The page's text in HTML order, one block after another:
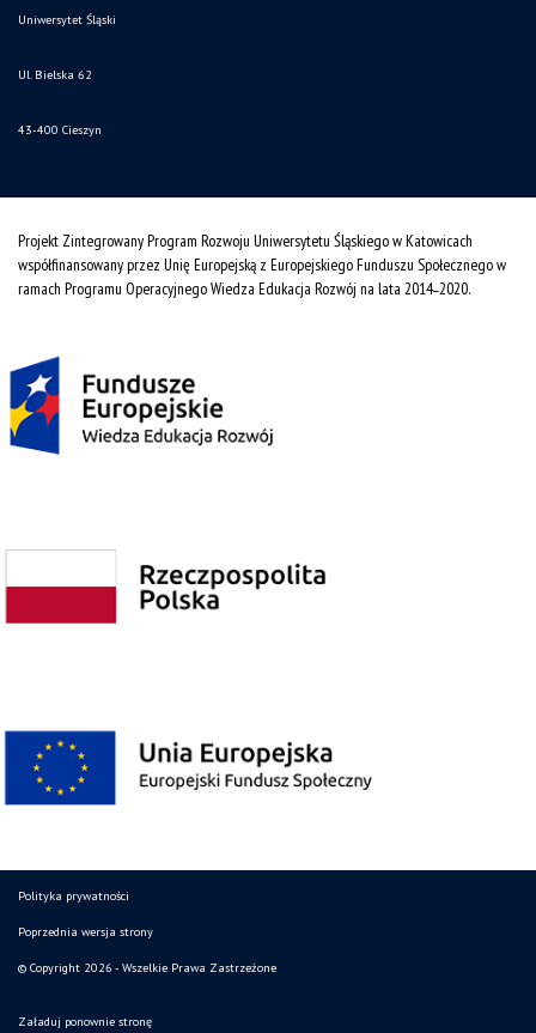
Uniwersytet Śląski
Ul. Bielska 62
43-400 Cieszyn
Projekt Zintegrowany Program Rozwoju Uniwersytetu Śląskiego w Katowicach
współfinansowany przez Unię Europejską z Europejskiego Funduszu Społecznego w
ramach Programu Operacyjnego Wiedza Edukacja Rozwój na lata 2014˗2020.
Polityka prywatności
Poprzednia wersja strony
© Copyright 2026 - Wszelkie Prawa Zastrzeżone
Załaduj ponownie stronę